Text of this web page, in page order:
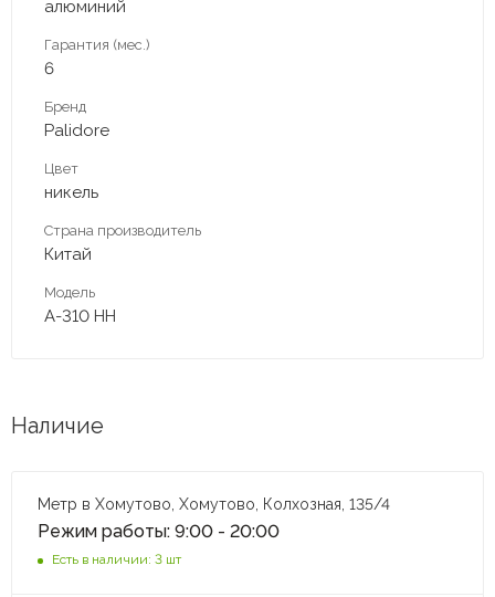
алюминий
Гарантия (мес.)
6
Бренд
Palidore
Цвет
никель
Страна производитель
Китай
Модель
A-310 HH
Наличие
Метр в Хомутово, Хомутово, Колхозная, 135/4
Режим работы: 9:00 - 20:00
Есть в наличии: 3 шт